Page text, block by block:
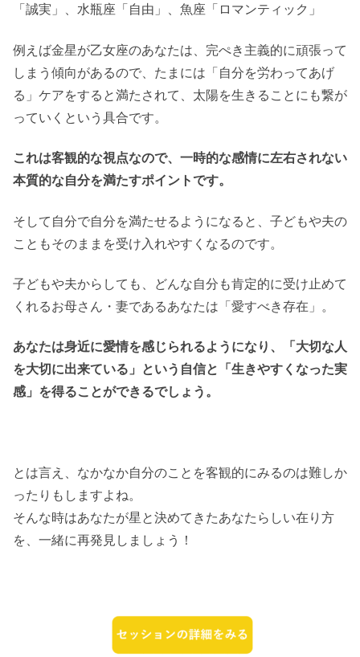
「誠実」、水瓶座「自由」、魚座「ロマンティック」
例えば金星が乙女座のあなたは、完ぺき主義的に頑張って
しまう傾向があるので、たまには「自分を労わってあげ
る」ケアをすると満たされて、太陽を生きることにも繋が
っていくという具合です。
これは客観的な視点なので、一時的な感情に左右されない
本質的な自分を満たすポイントです。
そして自分で自分を満たせるようになると、子どもや夫の
こともそのままを受け入れやすくなるのです。
子どもや夫からしても、どんな自分も肯定的に受け止めて
くれるお母さん・妻であるあなたは「愛すべき存在」。
あなたは身近に愛情を感じられるようになり、「大切な人
を大切に出来ている」という自信と「生きやすくなった実
感」を得ることができるでしょう。
とは言え、なかなか自分のことを客観的にみるのは難しか
ったりもしますよね。
そんな時はあなたが星と決めてきたあなたらしい在り方
を、一緒に再発見しましょう！